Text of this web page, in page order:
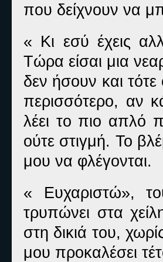
που δείχνουν να
« Κι εσύ έχεις
Τώρα είσαι μια
δεν ήσουν και
περισσότερο, αν
λέει το πιο απλό
ούτε στιγμή. Το
μου να φλέγονται.
« Ευχαριστώ»,
τρυπώνει στα
στη δικιά του,
μου προκαλέσει